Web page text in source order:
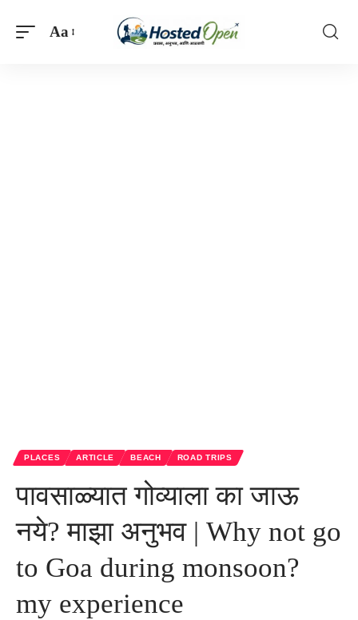
Aa
PLACES ARTICLE BEACH ROAD TRIPS
पावसाळ्यात गोव्याला का जाऊ
नये? माझा अनुभव | Why not go
to Goa during monsoon?
my experience